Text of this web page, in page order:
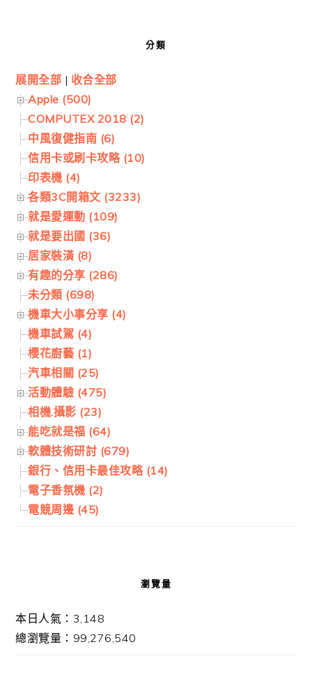
分類
展開全部 | 收合全部
Apple (500)
COMPUTEX 2018 (2)
中風復健指南 (6)
信用卡或刷卡攻略 (10)
印表機 (4)
各類3C開箱文 (3233)
就是愛運動 (109)
就是要出國 (36)
居家裝潢 (8)
有趣的分享 (286)
未分類 (698)
機車大小事分享 (4)
機車試駕 (4)
櫻花廚藝 (1)
汽車相關 (25)
活動體驗 (475)
相機.攝影 (23)
能吃就是福 (64)
軟體技術研討 (679)
銀行、信用卡最佳攻略 (14)
電子香氛機 (2)
電競周邊 (45)
瀏覽量
本日人氣：3,148
總瀏覽量：99,276,540